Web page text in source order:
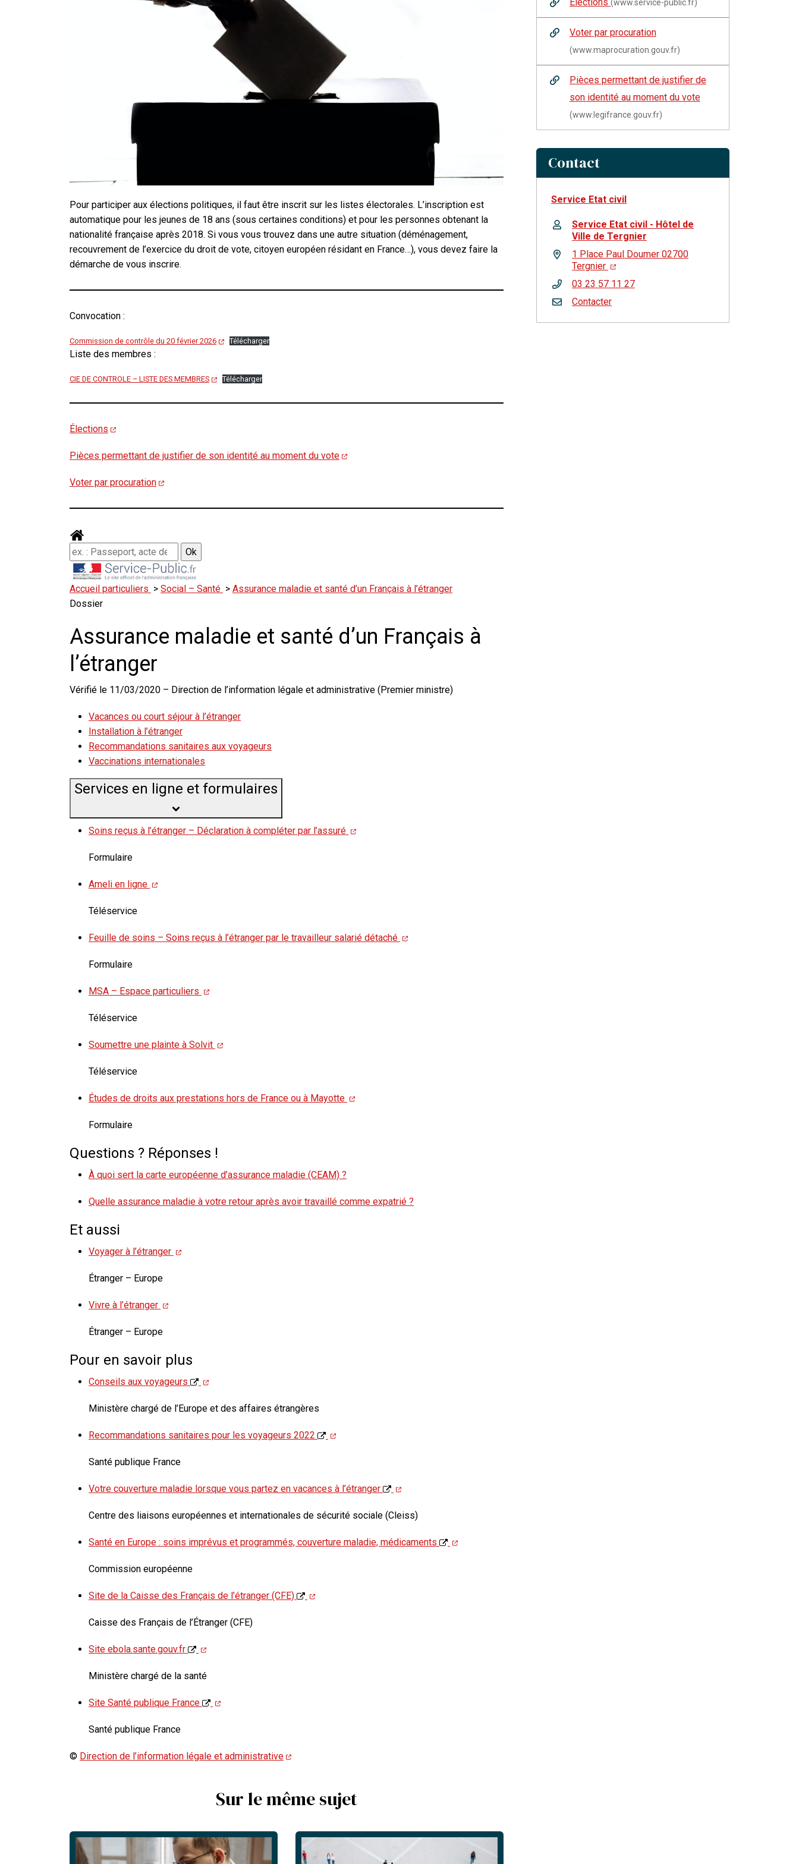
Pour participer aux élections politiques, il faut être inscrit sur les listes électorales. L’inscription est
automatique pour les jeunes de 18 ans (sous certaines conditions) et pour les personnes obtenant la
nationalité française après 2018. Si vous vous trouvez dans une autre situation (déménagement,
recouvrement de l’exercice du droit de vote, citoyen européen résidant en France…), vous devez faire la
démarche de vous inscrire.
Convocation :
Commission de contrôle du 20 février 2026 Télécharger
Liste des membres :
CIE DE CONTROLE – LISTE DES MEMBRES Télécharger
Élections
Pièces permettant de justifier de son identité au moment du vote
Voter par procuration
Accueil particuliers > Social – Santé > Assurance maladie et santé d’un Français à l’étranger
Dossier
Assurance maladie et santé d’un Français à
l’étranger
Vérifié le 11/03/2020 – Direction de l’information légale et administrative (Premier ministre)
Vacances ou court séjour à l’étranger
Installation à l’étranger
Recommandations sanitaires aux voyageurs
Vaccinations internationales
Services en ligne et formulaires
Soins reçus à l’étranger – Déclaration à compléter par l’assuré
Formulaire
Ameli en ligne
Téléservice
Feuille de soins – Soins reçus à l’étranger par le travailleur salarié détaché
Formulaire
MSA – Espace particuliers
Téléservice
Soumettre une plainte à Solvit
Téléservice
Études de droits aux prestations hors de France ou à Mayotte
Formulaire
Questions ? Réponses !
À quoi sert la carte européenne d’assurance maladie (CEAM) ?
Quelle assurance maladie à votre retour après avoir travaillé comme expatrié ?
Et aussi
Voyager à l’étranger
Étranger – Europe
Vivre à l’étranger
Étranger – Europe
Pour en savoir plus
Conseils aux voyageurs
Ministère chargé de l’Europe et des affaires étrangères
Recommandations sanitaires pour les voyageurs 2022
Santé publique France
Votre couverture maladie lorsque vous partez en vacances à l’étranger
Centre des liaisons européennes et internationales de sécurité sociale (Cleiss)
Santé en Europe : soins imprévus et programmés, couverture maladie, médicaments
Commission européenne
Site de la Caisse des Français de l’étranger (CFE)
Caisse des Français de l’Étranger (CFE)
Site ebola.sante.gouv.fr
Ministère chargé de la santé
Site Santé publique France
Santé publique France
© Direction de l’information légale et administrative
(www.service-public.fr)
Voter par procuration
(www.maprocuration.gouv.fr)
Pièces permettant de justifier de
son identité au moment du vote
(www.legifrance.gouv.fr)
Contact
Service Etat civil
Service Etat civil - Hôtel de
Ville de Tergnier
1 Place Paul Doumer 02700
Tergnier
03 23 57 11 27
Contacter
Sur le même sujet